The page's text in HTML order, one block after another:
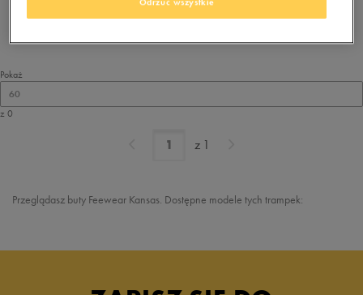
usuń wybrane filtry
Pokaż
60
z 0
z 1
Przeglądasz buty Feewear Kansas. Dostępne modele tych trampek: